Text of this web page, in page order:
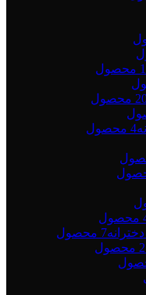
محصول
4 محصول
7 محصول
2 محصول